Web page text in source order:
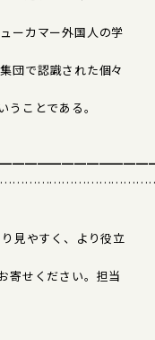
ーカマー外国人の学
団で認識された個々
うことである。
見やすく、より役立
寄せください。担当